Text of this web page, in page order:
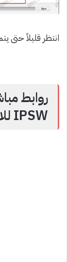
انتظر قليلاً
IPSW للايفون